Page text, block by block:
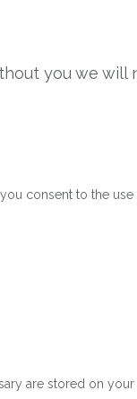
you we
consent to the use
are stored on your